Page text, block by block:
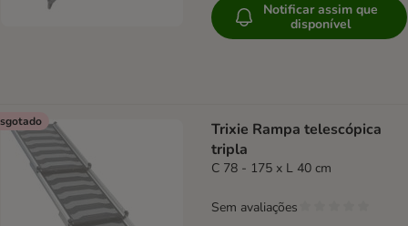
Notificar assim que
disponível
Trixie Rampa telescópica
tripla
C 78 - 175 x L 40 cm
Sem avaliações